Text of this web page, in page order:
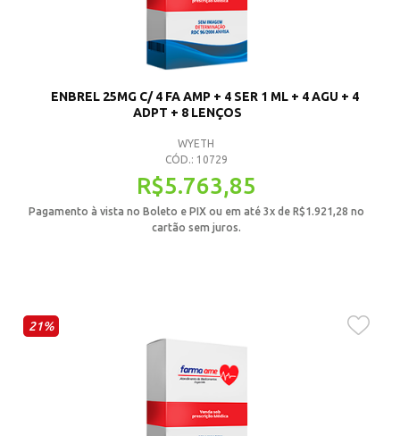
ENBREL 25MG C/ 4 FA AMP + 4 SER 1 ML + 4 AGU + 4
ADPT + 8 LENÇOS
WYETH
CÓD.: 10729
R$5.763,85
Pagamento à vista no Boleto e PIX ou em até 3x de R$1.921,28 no
cartão sem juros.
21%